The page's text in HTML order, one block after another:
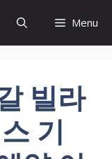
Menu
빌라
기